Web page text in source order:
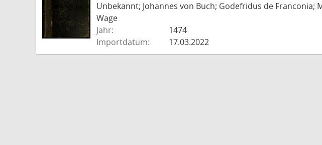
Unbekannt; Johannes von Buch; Godefridus de
Wage
Jahr:
1474
Importdatum:
17.03.2022